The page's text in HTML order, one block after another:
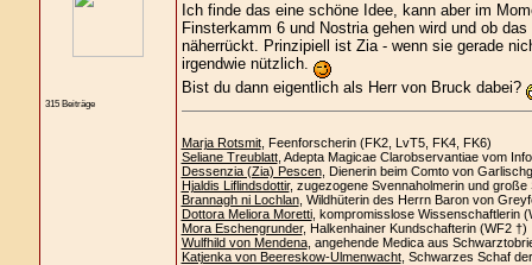
315 Beiträge
Ich finde das eine schöne Idee, kann aber im
Finsterkamm 6 und Nostria gehen wird und ob
näherrückt. Prinzipiell ist Zia - wenn sie gerade
irgendwie nützlich.
Bist du dann eigentlich als Herr von Bruck dabei?
Marja Rotsmit, Feenforscherin (FK2, LvT5, FK4, FK6)
Seliane Treublatt, Adepta Magicae Clarobservantiae vom
Dessenzia (Zia) Pescen, Dienerin beim Comto von
Hjaldis Liflindsdottir, zugezogene Svennaholmerin und
Brannagh ni Lochlan, Wildhüterin des Herrn Baron von
Dottora Meliora Moretti, kompromisslose Wissenschaftlerin
Mora Eschengrunder, Halkenhainer Kundschafterin (WF2 †)
Wulfhild von Mendena, angehende Medica aus
Katjenka von Beereskow-Ulmenwacht, Schwarzes Schaf